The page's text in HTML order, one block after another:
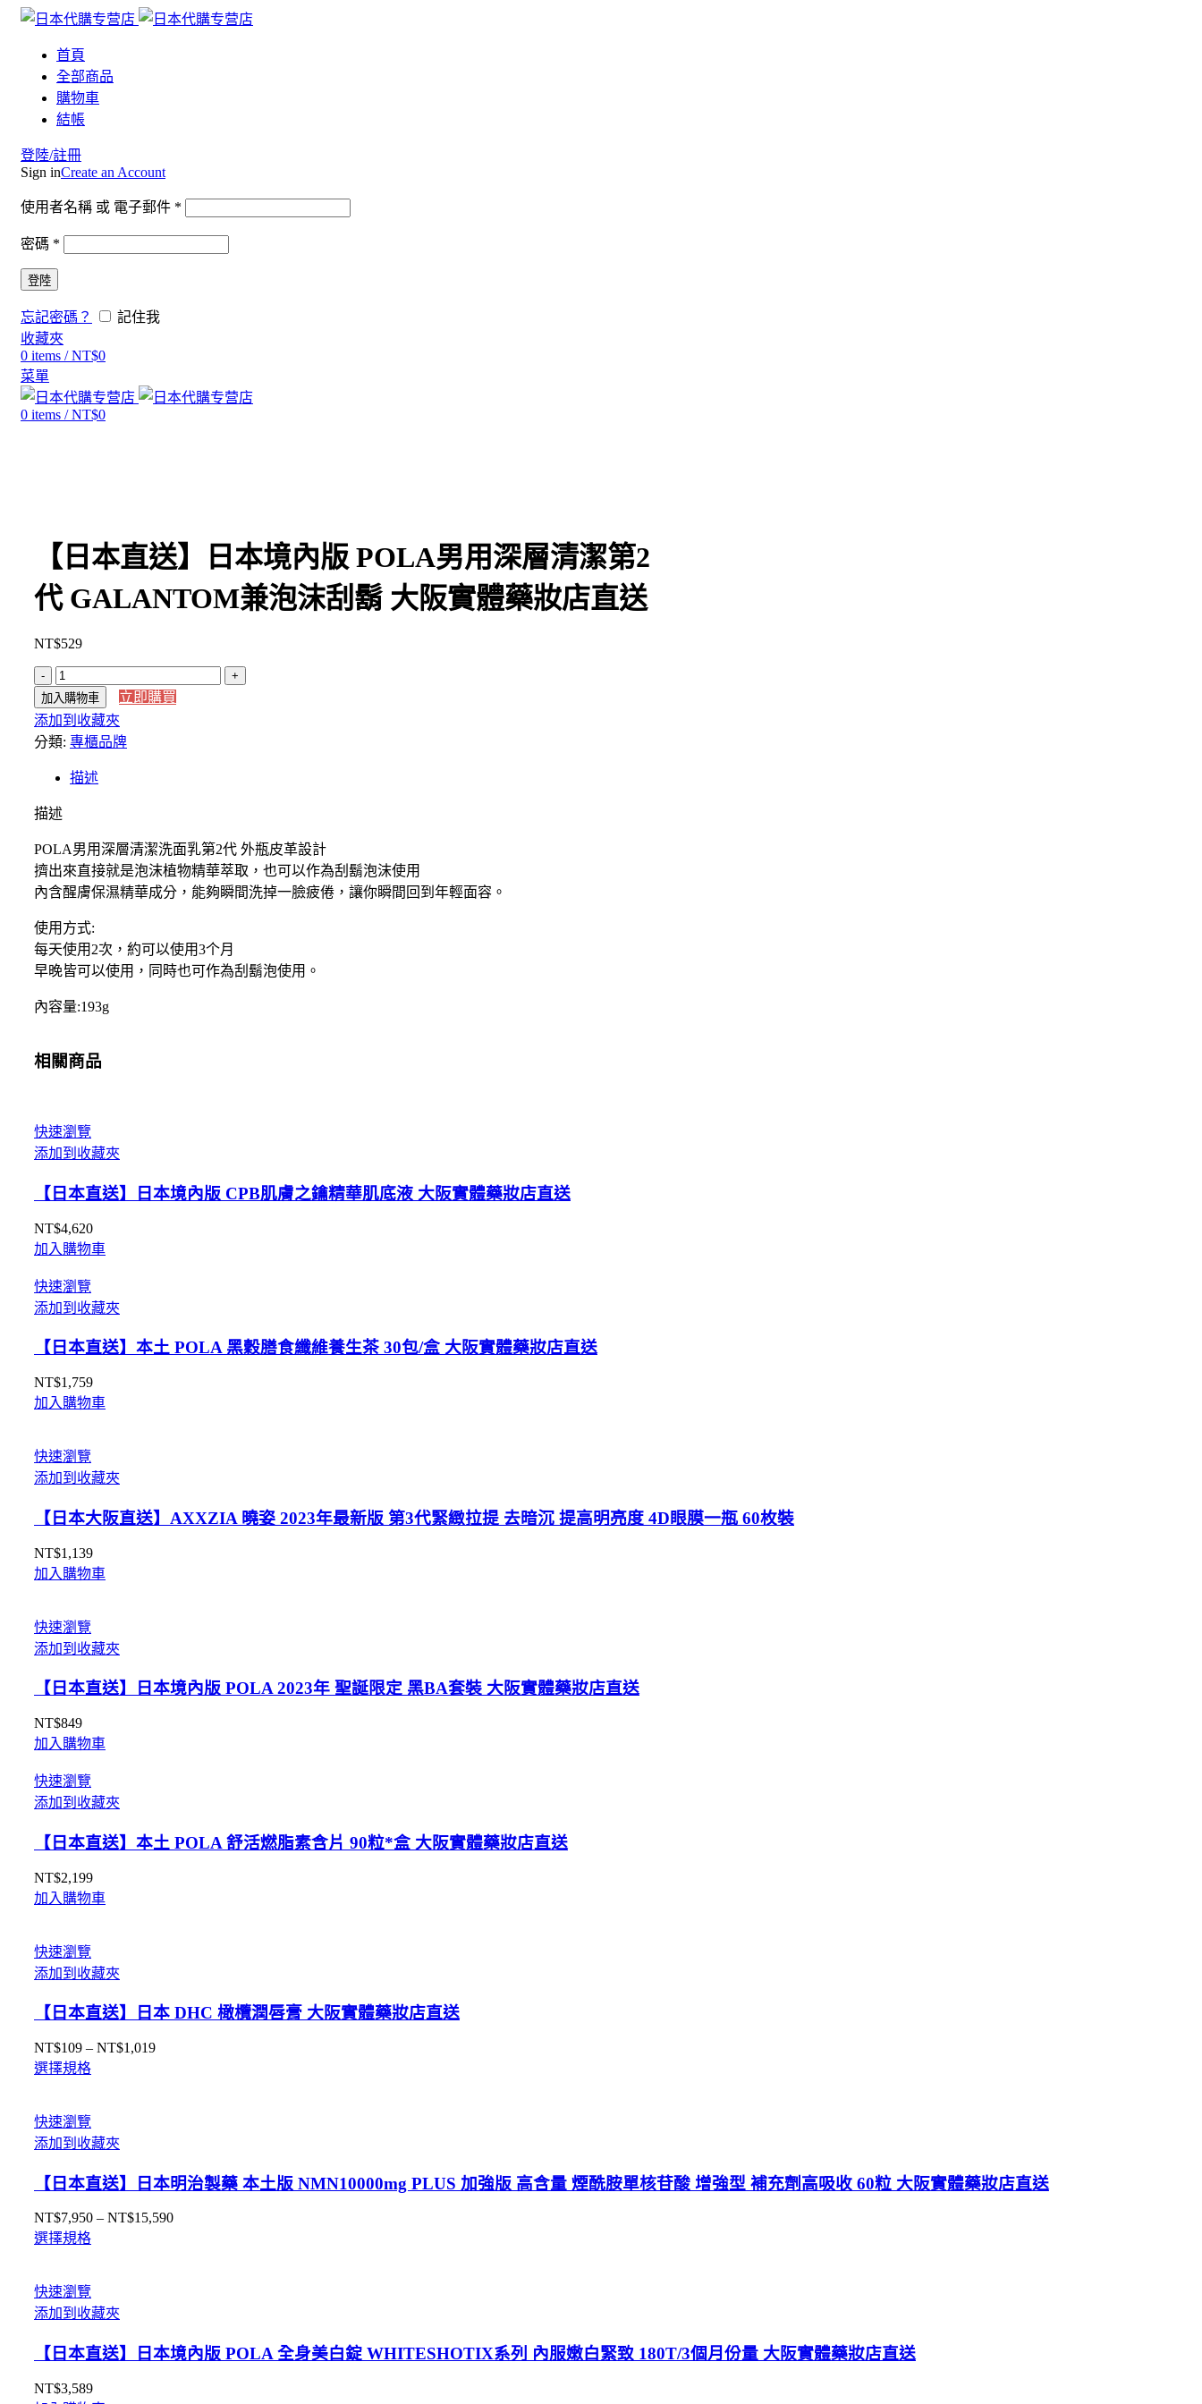
首頁
全部商品
購物車
結帳
登陸/註冊
Sign inCreate an Account
使用者名稱 或 電子郵件 *
密碼 *
登陸
忘記密碼？
記住我
收藏夾
0 items / NT$0
菜單
0 items / NT$0
【日本直送】日本境內版 POLA男用深層清潔第2
代 GALANTOM兼泡沫刮鬍 大阪實體藥妝店直送
NT$529
【日
本
直
送】
本
境
版
POLA
男
深
層
清
第
代
GALANTOM
沫
刮
大
阪
實
藥
妝
直
數
量
加入購物車
立即購買
添加到收藏夾
分類: 專櫃品牌
描述
描述
POLA男用深層清潔洗面乳第2代 外瓶皮革設計
擠出來直接就是泡沫植物精華萃取，也可以作為刮鬍泡沫使用
內含醒膚保濕精華成分，能夠瞬間洗掉一臉疲倦，讓你瞬間回到年輕面容。
使用方式:
每天使用2次，約可以使用3个月
早晚皆可以使用，同時也可作為刮鬍泡使用。
內容量:193g
相關商品
快速瀏覽
添加到收藏夾
【日本直送】日本境內版 CPB肌膚之鑰精華肌底液 大阪實體藥妝店直送
NT$4,620
加入購物車
快速瀏覽
添加到收藏夾
【日本直送】本土 POLA 黑穀膳食纖維養生茶 30包/盒 大阪實體藥妝店直送
NT$1,759
加入購物車
快速瀏覽
添加到收藏夾
【日本大阪直送】AXXZIA 曉姿 2023年最新版 第3代緊緻拉提 去暗沉 提高明亮度 4D眼膜一瓶 60枚裝
NT$1,139
加入購物車
快速瀏覽
添加到收藏夾
【日本直送】日本境內版 POLA 2023年 聖誕限定 黑BA套裝 大阪實體藥妝店直送
NT$849
加入購物車
快速瀏覽
添加到收藏夾
【日本直送】本土 POLA 舒活燃脂素含片 90粒*盒 大阪實體藥妝店直送
NT$2,199
加入購物車
快速瀏覽
添加到收藏夾
【日本直送】日本 DHC 橄欖潤唇膏 大阪實體藥妝店直送
NT$109 – NT$1,019價
選擇規格
快速瀏覽
添加到收藏夾
【日本直送】日本明治製藥 本土版 NMN10000mg PLUS 加強版 高含量 煙酰胺單核苷酸 增強型 補充劑高吸收 60粒 大阪實體藥妝店直送
NT$7,950 – NT$15,590價
選擇規格
快速瀏覽
添加到收藏夾
【日本直送】日本境內版 POLA 全身美白錠 WHITESHOTIX系列 內服嫩白緊致 180T/3個月份量 大阪實體藥妝店直送
NT$3,589